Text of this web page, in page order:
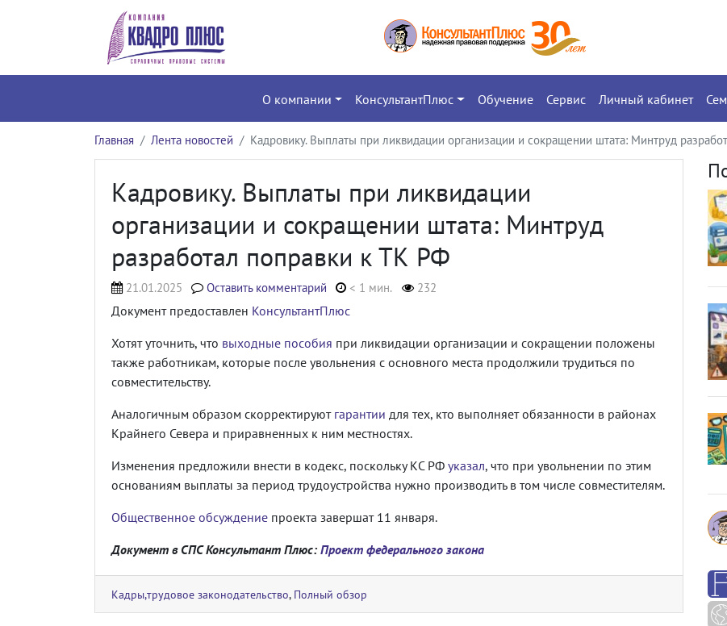
О компании КонсультантПлюс Обучение Сервис Личный кабинет
Главная Лента новостей Кадровику. Выплаты при ликвидации организации и сокращении штата: Минтруд
Кадровику. Выплаты при ликвидации
организации и сокращении штата: Минтруд
разработал поправки к ТК РФ
21.01.2025 Оставить комментарий < 1 мин. 232
Документ предоставлен КонсультантПлюс
Хотят уточнить, что выходные пособия при ликвидации организации и сокращении положены
также работникам, которые после увольнения с основного места продолжили трудиться по
совместительству.
Аналогичным образом скорректируют гарантии для тех, кто выполняет обязанности в районах
Крайнего Севера и приравненных к ним местностях.
Изменения предложили внести в кодекс, поскольку КС РФ указал, что при увольнении по этим
основаниям выплаты за период трудоустройства нужно производить в том числе совместителям.
Общественное обсуждение проекта завершат 11 января.
Документ в СПС Консультант Плюс: Проект федерального закона
Кадры,трудовое законодательство, Полный обзор